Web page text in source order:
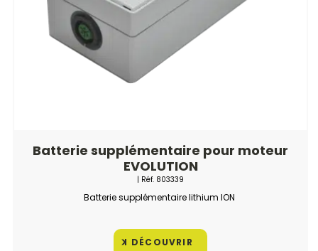
Batterie supplémentaire pour moteur
EVOLUTION
| Réf. 803339
Batterie supplémentaire lithium ION
DÉCOUVRIR